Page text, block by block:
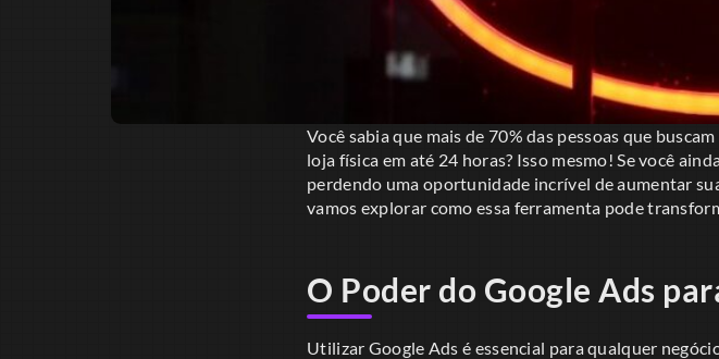
Você sabia que mais de 70% das pessoas que
loja física em até 24 horas? Isso mesmo! Se você
perdendo uma oportunidade incrível de aumentar
vamos explorar como essa ferramenta pode
O Poder do Google Ads
Utilizar Google Ads é essencial para qualquer